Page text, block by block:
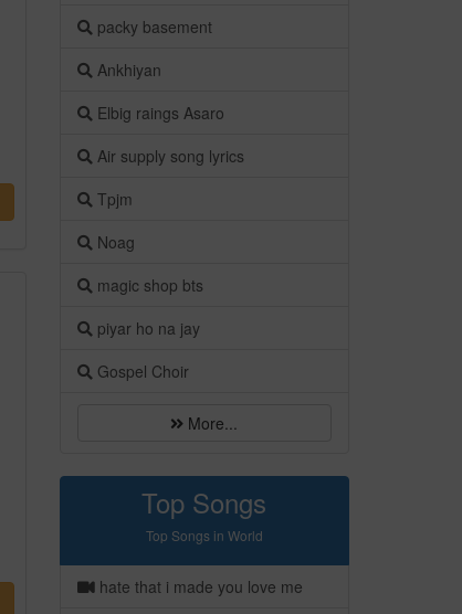
packy basement
Ankhiyan
Elbig raings Asaro
Air supply song lyrics
Tpjm
Noag
magic shop bts
piyar ho na jay
Gospel Choir
More...
Top Songs
Top Songs in World
hate that i made you love me